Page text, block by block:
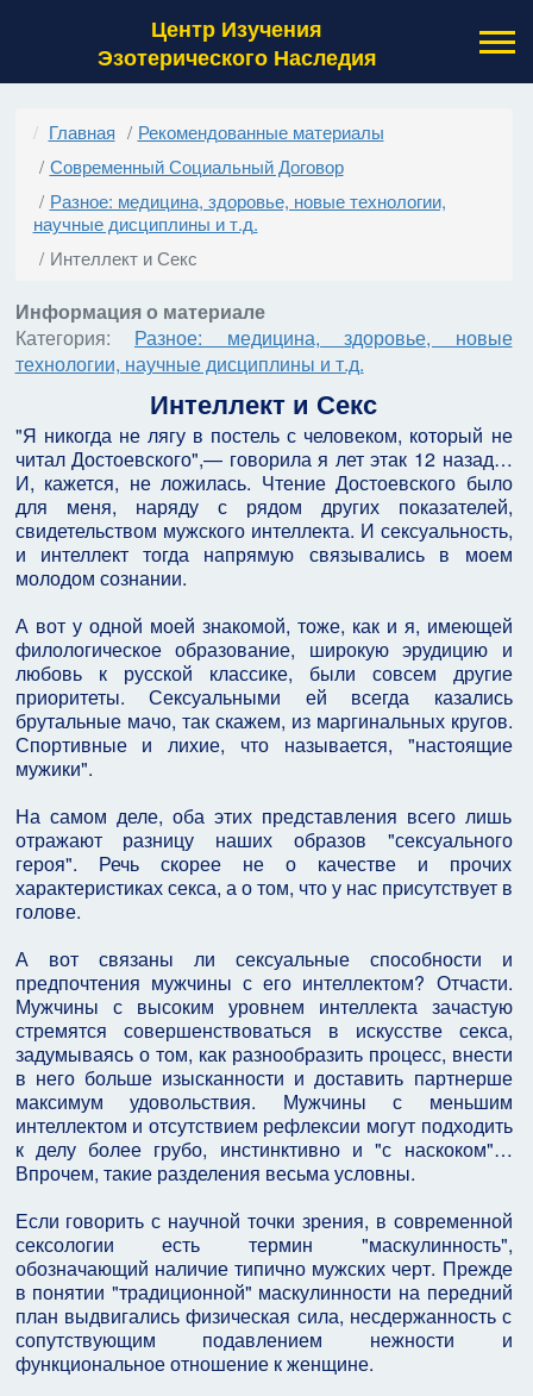
Центр Изучения
Эзотерического Наследия
Главная
Рекомендованные материалы
Современный Социальный Договор
Разное: медицина, здоровье, новые технологии,
научные дисциплины и т.д.
Интеллект и Секс
Информация о материале
Категория: Разное: медицина, здоровье, новые
технологии, научные дисциплины и т.д.
Интеллект и Секс
"Я никогда не лягу в постель с человеком, который не
читал Достоевского",— говорила я лет этак 12 назад…
И, кажется, не ложилась. Чтение Достоевского было
для меня, наряду с рядом других показателей,
свидетельством мужского интеллекта. И сексуальность,
и интеллект тогда напрямую связывались в моем
молодом сознании.
А вот у одной моей знакомой, тоже, как и я, имеющей
филологическое образование, широкую эрудицию и
любовь к русской классике, были совсем другие
приоритеты. Сексуальными ей всегда казались
брутальные мачо, так скажем, из маргинальных кругов.
Спортивные и лихие, что называется, "настоящие
мужики".
На самом деле, оба этих представления всего лишь
отражают разницу наших образов "сексуального
героя". Речь скорее не о качестве и прочих
характеристиках секса, а о том, что у нас присутствует в
голове.
А вот связаны ли сексуальные способности и
предпочтения мужчины с его интеллектом? Отчасти.
Мужчины с высоким уровнем интеллекта зачастую
стремятся совершенствоваться в искусстве секса,
задумываясь о том, как разнообразить процесс, внести
в него больше изысканности и доставить партнерше
максимум удовольствия. Мужчины с меньшим
интеллектом и отсутствием рефлексии могут подходить
к делу более грубо, инстинктивно и "с наскоком"…
Впрочем, такие разделения весьма условны.
Если говорить с научной точки зрения, в современной
сексологии есть термин "маскулинность",
обозначающий наличие типично мужских черт. Прежде
в понятии "традиционной" маскулинности на передний
план выдвигались физическая сила, несдержанность с
сопутствующим подавлением нежности и
функциональное отношение к женщине.